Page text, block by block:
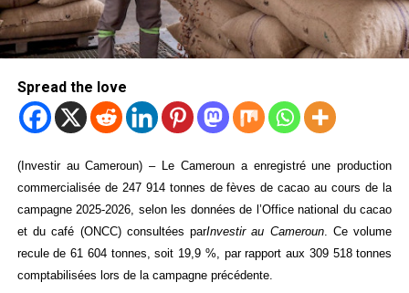
Spread the love
(Investir au Cameroun) – Le Cameroun a enregistré une production
commercialisée de 247 914 tonnes de fèves de cacao au cours de la
campagne 2025-2026, selon les données de l’Office national du cacao
et du café (ONCC) consultées parInvestir au Cameroun. Ce volume
recule de 61 604 tonnes, soit 19,9 %, par rapport aux 309 518 tonnes
comptabilisées lors de la campagne précédente.